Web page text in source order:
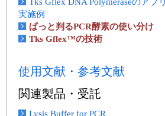
実施例
ぱっと判るPCR酵素の使い分け
Tks Gflex™の技術
使用文献・参考文献
関連製品・受託
Lysis Buffer for PCR